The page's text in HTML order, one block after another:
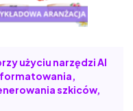
użyciu narzędzi AI
szkiców,